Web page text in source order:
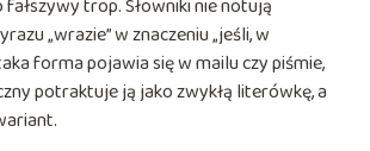
trop. Słowniki nie notują
„wrazie” w znaczeniu „jeśli, w
forma pojawia się w mailu czy piśmie,
potraktuje ją jako zwykłą literówkę, a